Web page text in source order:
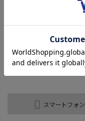
（全1 件）
スマートフォン